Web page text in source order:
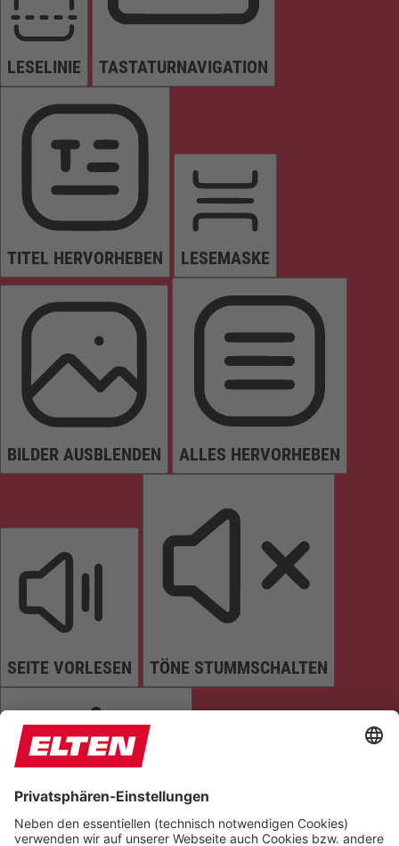
LESELINIE TASTATURNAVIGATION
TITEL HERVORHEBEN LESEMASKE
BILDER AUSBLENDEN ALLES HERVORHEBEN
SEITE VORLESEN TÖNE STUMMSCHALTEN